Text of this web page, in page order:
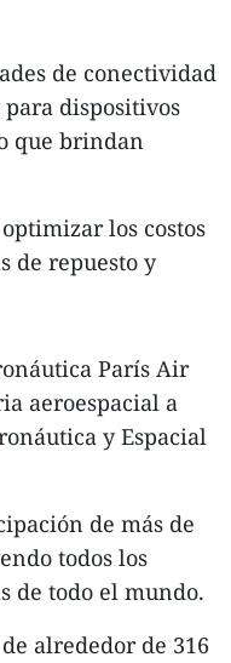
de conectividad
para dispositivos
que brindan
los costos
de repuesto y
París Air
aeroespacial a
y Espacial
de más de
todos los
de todo el mundo.
alrededor de 316